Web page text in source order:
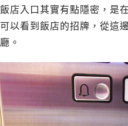
飯店入口其實有點隱密，是
可以看到飯店的招牌，從這
廳。